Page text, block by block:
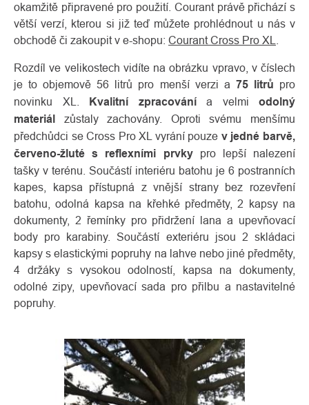
O
Kontakty
okamžitě připravené pro použití. Courant právě přichází s
větší verzí, kterou si již teď můžete prohlédnout u nás v
obchodě či zakoupit v e-shopu: Courant Cross Pro XL
Rozdíl ve velikostech vidíte na obrázku vpravo, v číslech
je to objemově 56 litrů pro menší verzi a 75 litrů pro
novinku XL. Kvalitní zpracovánía velmi odolný
materiál zůstaly zachovány. Oproti svému menšímu
předchůdci se Cross Pro XL vyrání pouze v jedné barvě,
červeno-žluté s reflexními prvkypro lepší nalezení
tašky v terénu. Součástí interiéru batohu je 6 postranních
kapes, kapsa přístupná z vnější strany bez rozevření
batohu, odolná kapsa na křehké předměty, 2 kapsy na
dokumenty, 2 řemínky pro přidržení lana a upevňovací
body pro karabiny. Součástí exteriéru jsou 2 skládaci
kapsy s elastickými popruhy na lahve nebo jiné předměty,
4 držáky s vysokou odolností, kapsa na dokumenty,
odolné zipy, upevňovací sada pro přilbu a nastavitelné
popruhy.